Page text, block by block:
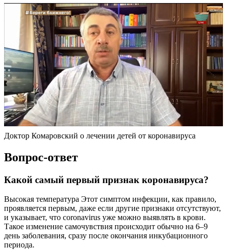
Доктор Комаровский о лечении детей от коронавируса
Вопрос-ответ
Какой самый первый признак коронавируса?
Высокая температура Этот симптом инфекции, как правило,
проявляется первым, даже если другие признаки отсутствуют,
и указывает, что coronavirus уже можно выявлять в крови.
Такое изменение самочувствия происходит обычно на 6–9
день заболевания, сразу после окончания инкубационного
периода.